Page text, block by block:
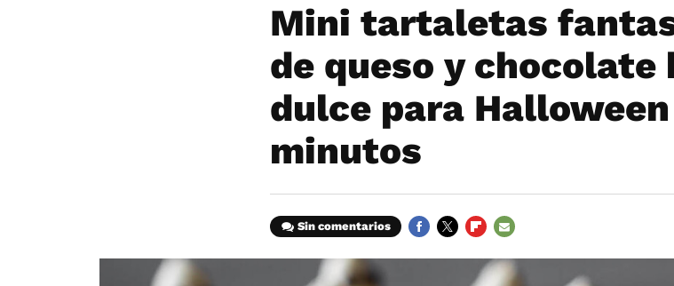
Mini tartaletas
de queso y chocolate
dulce para
minutos
Sin comentarios
MAIL